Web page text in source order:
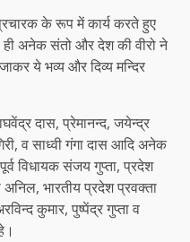
के रूप में कार्य करते हुए
अनेक संतो और देश की वीरो ने
ये भव्य और दिव्य मन्दिर
दास, प्रेमानन्द, जयेन्द्र
व साध्वी गंगा दास आदि अनेक
विधायक संजय गुप्ता, प्रदेश
अनिल, भारतीय प्रदेश प्रवक्ता
कुमार, पुष्पेंद्र गुप्ता व